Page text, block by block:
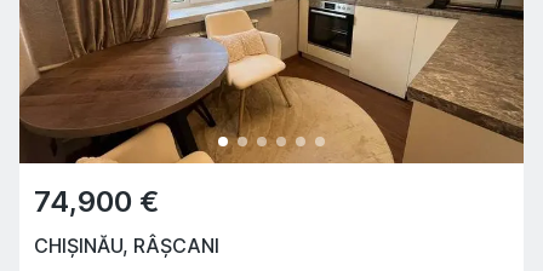
74,900 €
CHIȘINĂU, RÂȘCANI